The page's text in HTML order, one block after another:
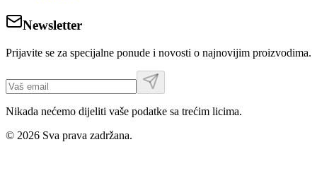
Newsletter
Prijavite se za specijalne ponude i novosti o najnovijim proizvodima.
Nikada nećemo dijeliti vaše podatke sa trećim licima.
© 2026 Sva prava zadržana.